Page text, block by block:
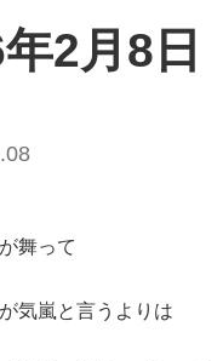
年2月8
舞って
気嵐と言うよりは